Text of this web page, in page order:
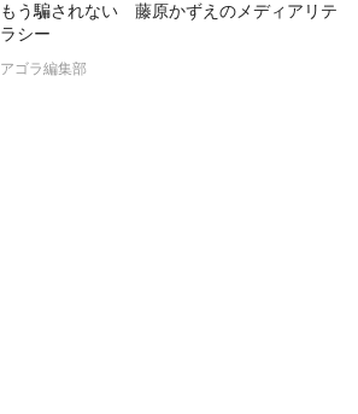
もう騙されない 藤原かずえのメディアリテ
ラシー
アゴラ編集部